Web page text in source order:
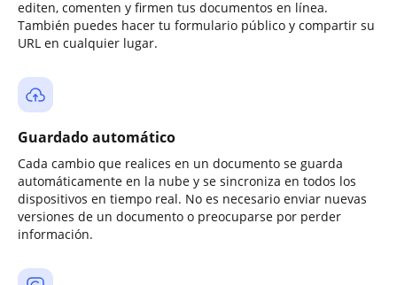
editen, comenten y firmen tus documentos en línea.
También puedes hacer tu formulario público y compartir su
URL en cualquier lugar.
Guardado automático
Cada cambio que realices en un documento se guarda
automáticamente en la nube y se sincroniza en todos los
dispositivos en tiempo real. No es necesario enviar nuevas
versiones de un documento o preocuparse por perder
información.